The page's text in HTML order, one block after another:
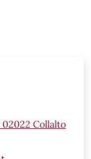
Collalto